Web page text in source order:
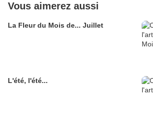
Vous aimerez aussi
La Fleur du Mois de... Juillet
L'été, l'été...